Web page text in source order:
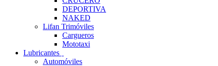
DEPORTIVA
NAKED
Lifan Trimóviles
Cargueros
Mototaxi
Lubricantes
Automóviles